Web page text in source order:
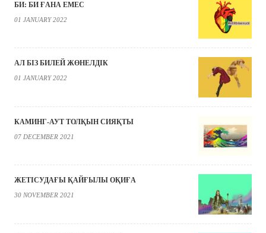
БИ: БИ ҒАНА ЕМЕС
01 JANUARY 2022
АЛ БІЗ БИЛЕЙ ЖӨНЕЛДІК
01 JANUARY 2022
КАМИНГ-АУТ ТОЛҚЫН СИЯҚТЫ
07 DECEMBER 2021
ЖЕТІСУДАҒЫ ҚАЙҒЫЛЫ ОҚИҒА
30 NOVEMBER 2021